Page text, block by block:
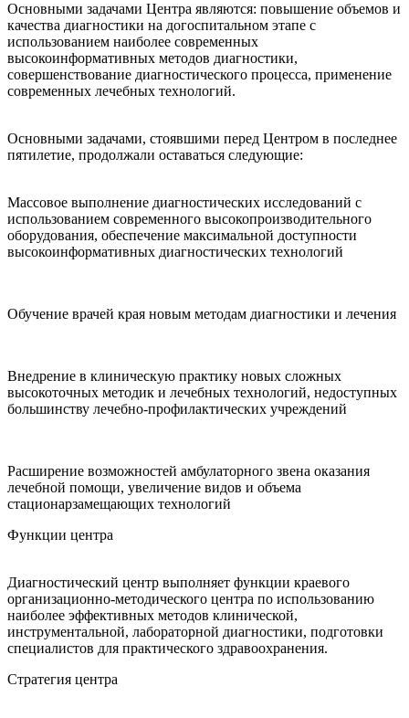
Основными задачами Центра являются: повышение объемов и
качества диагностики на догоспитальном этапе с
использованием наиболее современных
высокоинформативных методов диагностики,
совершенствование диагностического процесса, применение
современных лечебных технологий.
Основными задачами, стоявшими перед Центром в последнее
пятилетие, продолжали оставаться следующие:
Массовое выполнение диагностических исследований с
использованием современного высокопроизводительного
оборудования, обеспечение максимальной доступности
высокоинформативных диагностических технологий
Обучение врачей края новым методам диагностики и лечения
Внедрение в клиническую практику новых сложных
высокоточных методик и лечебных технологий, недоступных
большинству лечебно-профилактических учреждений
Расширение возможностей амбулаторного звена оказания
лечебной помощи, увеличение видов и объема
стационарзамещающих технологий
Функции центра
Диагностический центр выполняет функции краевого
организационно-методического центра по использованию
наиболее эффективных методов клинической,
инструментальной, лабораторной диагностики, подготовки
специалистов для практического здравоохранения.
Стратегия центра